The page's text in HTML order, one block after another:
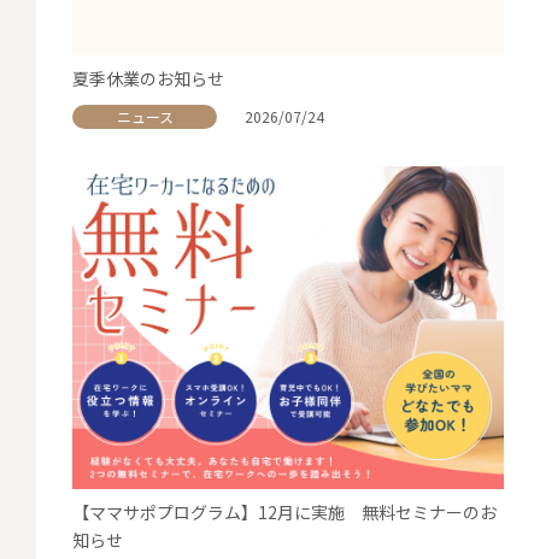
夏季休業のお知らせ
ニュース 2026/07/24
【ママサポプログラム】12月に実施 無料セミナーのお
知らせ